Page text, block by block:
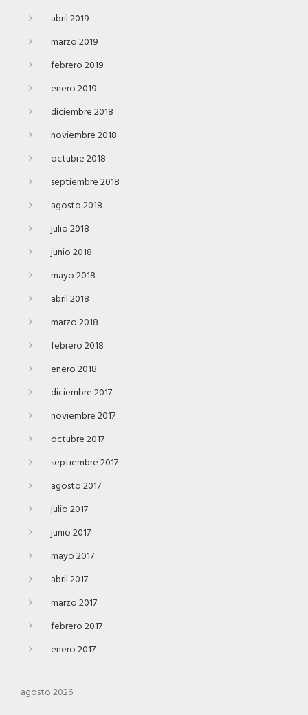
abril 2019
marzo 2019
febrero 2019
enero 2019
diciembre 2018
noviembre 2018
octubre 2018
septiembre 2018
agosto 2018
julio 2018
junio 2018
mayo 2018
abril 2018
marzo 2018
febrero 2018
enero 2018
diciembre 2017
noviembre 2017
octubre 2017
septiembre 2017
agosto 2017
julio 2017
junio 2017
mayo 2017
abril 2017
marzo 2017
febrero 2017
enero 2017
agosto 2026